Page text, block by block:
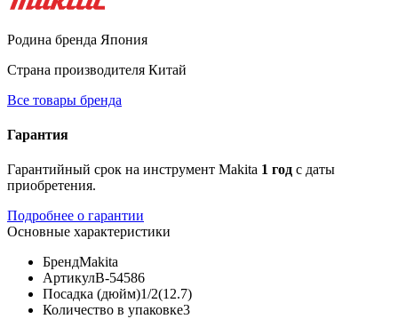
Родина бренда Япония
Страна производителя Китай
Все товары бренда
Гарантия
Гарантийный срок на инструмент Makita 1 год с даты
приобретения.
Подробнее о гарантии
Основные характеристики
БрендMakita
АртикулB-54586
Посадка (дюйм)1/2(12.7)
Количество в упаковке3